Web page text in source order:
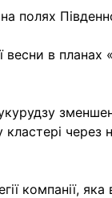
полях
в
через
яка